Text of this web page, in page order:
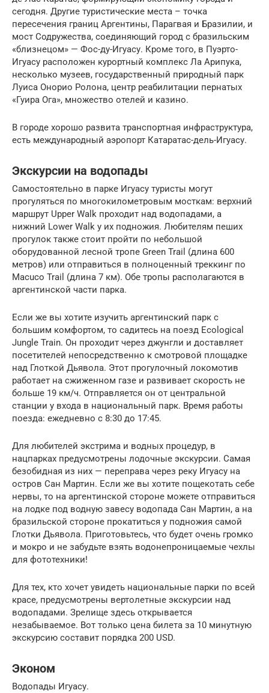
сегодня. Другие туристические места – точка
пересечения границ Аргентины, Парагвая и Бразилии, и
мост Содружества, соединяющий город с бразильским
«близнецом» — Фос-ду-Игуасу. Кроме того, в Пуэрто-
Игуасу расположен курортный комплекс Ла Арипука,
несколько музеев, государственный природный парк
Луиса Онорио Ролона, центр реабилитации пернатых
«Гуира Ога», множество отелей и казино.
В городе хорошо развита транспортная инфраструктура,
есть международный аэропорт Катаратас-дель-Игуасу.
Экскурсии на водопады
Самостоятельно в парке Игуасу туристы могут
прогуляться по многокилометровым мосткам: верхний
маршрут Upper Walk проходит над водопадами, а
нижний Lower Walk у их подножия. Любителям пеших
прогулок также стоит пройти по небольшой
оборудованной лесной тропе Green Trail (длина 600
метров) или отправиться в полноценный треккинг по
Macuco Trail (длина 7 км). Обе тропы располагаются в
аргентинской части парка.
Если же вы хотите изучить аргентинский парк с
большим комфортом, то садитесь на поезд Ecological
Jungle Train. Он проходит через джунгли и доставляет
посетителей непосредственно к смотровой площадке
над Глоткой Дьявола. Этот прогулочный локомотив
работает на сжиженном газе и развивает скорость не
больше 19 км/ч. Отправляется он от центральной
станции у входа в национальный парк. Время работы
поезда: ежедневно с 8:30 до 17:45.
Для любителей экстрима и водных процедур, в
нацпарках предусмотрены лодочные экскурсии. Самая
безобидная из них — переправа через реку Игуасу на
остров Сан Мартин. Если же вы хотите пощекотать себе
нервы, то на аргентинской стороне можете отправиться
на лодке под водную завесу водопада Сан Мартин, а на
бразильской стороне прокатиться у подножия самой
Глотки Дьявола. Приготовьтесь, что будет очень громко
и мокро и не забудьте взять водонепроницаемые чехлы
для фототехники!
Для тех, кто хочет увидеть национальные парки по всей
красе, предусмотрены вертолетные экскурсии над
водопадами. Зрелище здесь открывается
незабываемое. Вот только цена билета за 10 минутную
экскурсию составит порядка 200 USD.
Эконом
Водопады Игуасу.